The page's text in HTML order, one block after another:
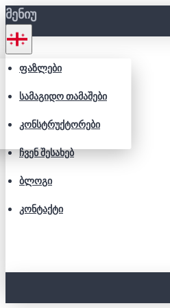
ᲛᲔᲜᲘᲣ
ᲤᲐᲖᲚᲔᲑᲘ
ᲡᲐᲛᲐᲒᲘᲓᲝ ᲗᲐᲛᲐᲨᲔᲑᲘ
ᲙᲝᲜᲡᲢᲠᲣᲥᲢᲝᲠᲔᲑᲘ
ᲩᲕᲔᲜ ᲨᲔᲡᲐᲮᲔᲑ
ᲑᲚᲝᲒᲘ
ᲙᲝᲜᲢᲐᲥᲢᲘ